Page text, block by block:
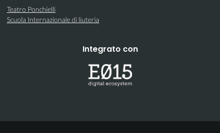
Teatro Ponchielli
Scuola Internazionale di liuteria
Integrato con